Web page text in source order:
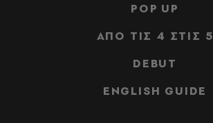
POP UP
ΑΠΟ ΤΙΣ 4 ΣΤΙΣ 5
DEBUT
ENGLISH GUIDE